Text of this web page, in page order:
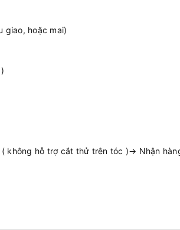
giao, hoặc mai)
không hỗ trợ cắt thử trên tóc )→ Nhận